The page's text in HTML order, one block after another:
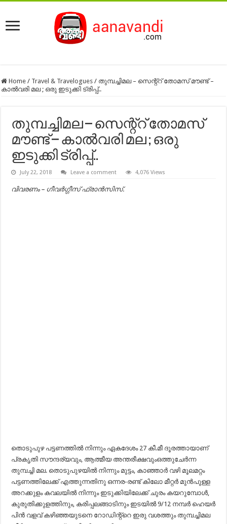
Home / Travel & Travelogues / തുമ്പച്ചിമല – സെന്റ്റ് തോമസ് മൗണ്ട് –
കാൽവരി മല ; ഒരു ഇടുക്കി ട്രിപ്പ്‌..
തുമ്പച്ചിമല – സെന്റ്റ് തോമസ്
മൗണ്ട് – കാൽവരി മല ; ഒരു
ഇടുക്കി ട്രിപ്പ്‌..
July 22, 2018 Leave a comment 4,076 Views
വിവരണം – ഗീവര്‍ഗ്ഗീസ് ഫ്രാന്‍സിസ്.
തൊടുപുഴ പട്ടണത്തിൽ നിന്നും ഏകദേശം 27 കീ.മീ ദൂരത്തായാണ്
പ്രകൃതി സൗന്ദര്യവും, ആത്മീയ അന്തരീക്ഷവുംഒത്തുചേർന്ന
തുമ്പച്ചി മല. തൊടുപുഴയിൽ നിന്നും മുട്ടം, കാഞ്ഞാർ വഴി മൂലമറ്റം
പട്ടണത്തിലേക്ക് എത്തുന്നതിനു ഒന്നര-രണ്ട് കിലോ മീറ്റർ മുൻപുള്ള
അറക്കുളം കവലയിൽ നിന്നും ഇടുക്കിയിലേക്ക് ചുരം കയറുമ്പോൾ,
കുരുതിക്കുളത്തിനും, കരിപ്പലങ്ങാടിനും ഇടയിൽ 9/12 നമ്പർ ഹെയർ
പിൻ വളവ് കഴിഞ്ഞയുടനെ റോഡിന്റ്റെ ഇരു വശത്തും തുമ്പച്ചിമല